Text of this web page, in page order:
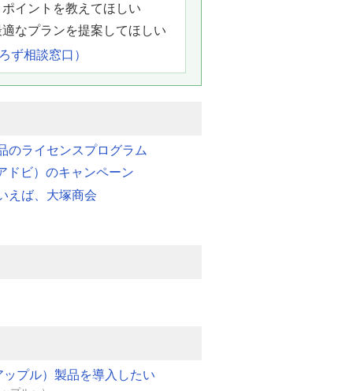
イントを教えてほしい
なプランを提案してほしい
ず相談窓口）
のライセンスプログラム
ドビ）のキャンペーン
えば、大塚商会
プル）製品を導入したい